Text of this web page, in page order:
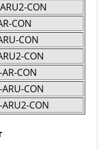
CON
CON
CON
CON
CON
CON
CON